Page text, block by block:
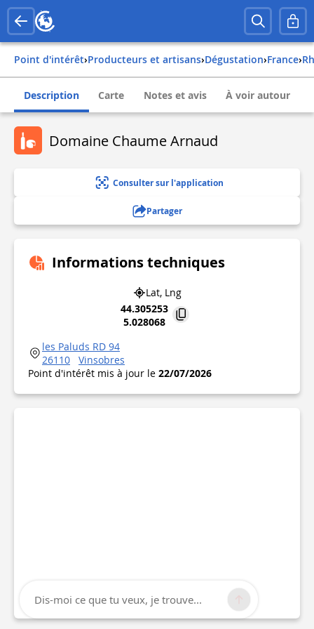
Point d'intérêt› Producteurs et artisans› Dégustation› france›
Description Carte Notes et avis À voir autour
Domaine Chaume Arnaud
Consulter sur l'application
Partager
Informations techniques
Lat, Lng
44.305253
5.028068
les Paluds RD 94
26110
Vinsobres
Point d'intérêt mis à jour le 22/07/2026
Dis-moi ce que tu veux, je trouve...